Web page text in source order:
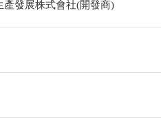
產發展株式會社(開發商)